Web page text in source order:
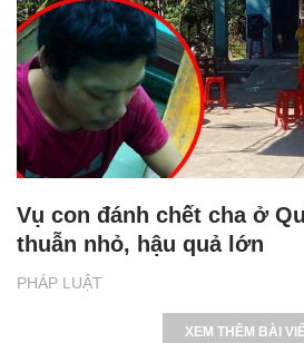
PHÁP LUẬT
Vụ con đánh chết cha ở
thuẫn nhỏ, hậu quả lớn
XEM THÊM BÀI